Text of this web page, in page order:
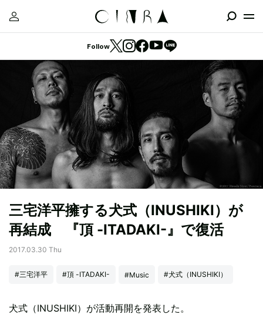
Follow
三宅洋平擁する犬式（INUSHIKI）が
再結成 『頂 -ITADAKI-』で復活
2017.03.30 Thu
#三宅洋平 #頂 -ITADAKI- #Music #犬式（INUSHIKI）
犬式（INUSHIKI）が活動再開を発表した。